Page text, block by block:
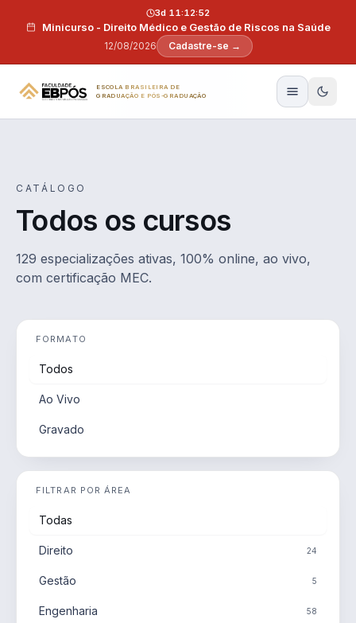
Minicurso - Direito Médico e Gestão de Riscos na Saúde
12/08/2026
3d 11:12:51
Cadastre-se →
ESCOLA BRASILEIRA DE
GRADUAÇÃO E PÓS-GRADUAÇÃO
CATÁLOGO
Todos os cursos
129 especializações ativas, 100% online, ao vivo,
com certificação MEC.
FORMATO
Todos
Ao Vivo
Gravado
FILTRAR POR ÁREA
Todas
Direito 24
Gestão 5
Engenharia 58